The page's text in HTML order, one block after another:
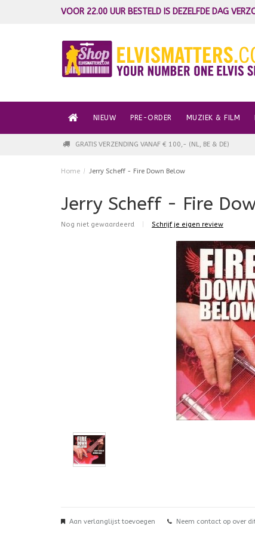
VOOR 22.00 UUR BESTELD IS DEZELFDE DAG
NIEUW PRE-ORDER MUZIEK & FILM
GRATIS VERZENDING VANAF € 100,- (NL, BE & DE)
Home / Jerry Scheff - Fire Down Below
Jerry Scheff - Fire
Nog niet gewaardeerd Schrijf je eigen review
Aan verlanglijst toevoegen Neem contact op over